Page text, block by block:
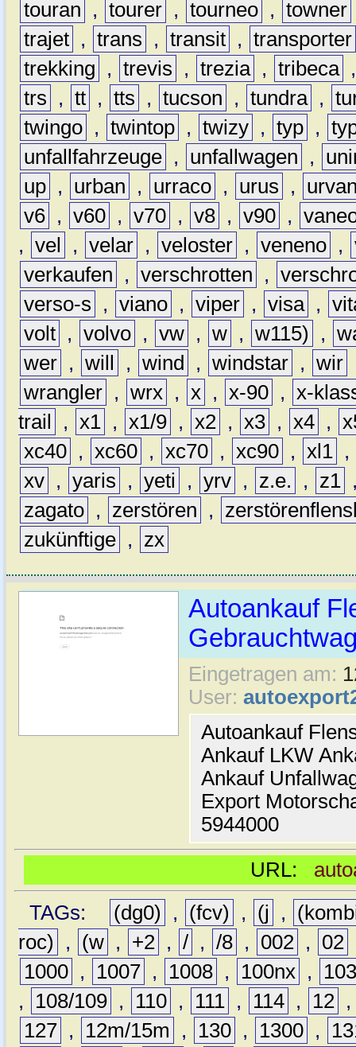
touran , tourer , tourneo , towner
trajet , trans , transit , transporter
trekking
, trevis , trezia , tribeca
trs
, tt , tts , tucson , tundra ,
twingo , twintop , twizy , typ ,
unfallfahrzeuge , unfallwagen ,
up , urban , urraco , urus ,
v6 , v60 , v70 , v8 , v90 ,
, vel , velar , veloster , veneno ,
verkaufen
, verschrotten ,
verso-s
, viano , viper , visa ,
volt , volvo , vw , w , w115) ,
wer , will , wind , windstar , wir
wrangler , wrx , x , x-90 , x-
trail
, x1 , x1/9 , x2 , x3 , x4 ,
xc40 , xc60 , xc70 , xc90 , xl1 ,
xv , yaris , yeti , yrv , z.e. , z1
zagato , zerstören ,
zukünftige , zx
Autoankauf
Eingetragen am:
User:
Autoankauf
Ankauf LKW
Ankauf
Export
5944000
URL:
TAGs:
(dg0) , (fcv) , (j ,
roc)
, (w , +2 , / , /8 , 002 , 02
1000 , 1007 , 1008 , 100nx ,
,
108/109 , 110 , 111 , 114 , 12
127 , 12m/15m , 130 , 1300 ,